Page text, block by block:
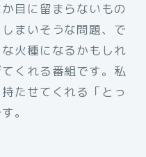
目に留まらないもの
まいそうな問題、で
火種になるかもしれ
くれる番組です。私
たせてくれる「とっ
。